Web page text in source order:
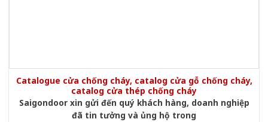
Catalogue cửa chống cháy, catalog cửa gỗ chống cháy,
catalog cửa thép chống cháy
Saigondoor xin gửi đến quý khách hàng, doanh nghiệp
đã tin tưởng và ủng hộ trong